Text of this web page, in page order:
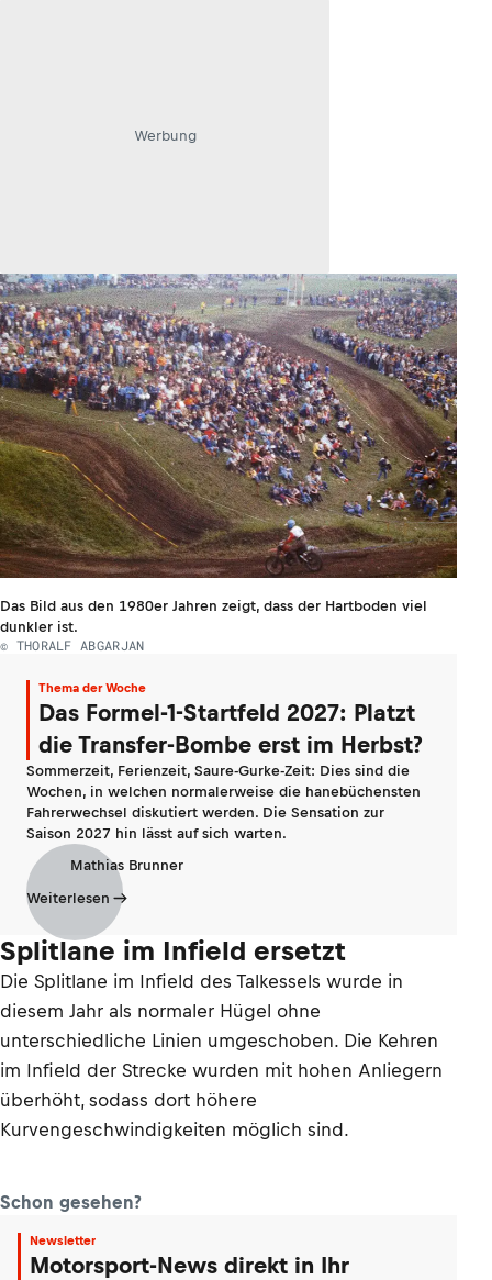
Werbung
Das Bild aus den 1980er Jahren zeigt, dass der Hartboden viel
dunkler ist.
© THORALF ABGARJAN
Thema der Woche
Das Formel-1-Startfeld 2027: Platzt
die Transfer-Bombe erst im Herbst?
Sommerzeit, Ferienzeit, Saure-Gurke-Zeit: Dies sind die
Wochen, in welchen normalerweise die hanebüchensten
Fahrerwechsel diskutiert werden. Die Sensation zur
Saison 2027 hin lässt auf sich warten.
Mathias Brunner
Weiterlesen
Splitlane im Infield ersetzt
Die Splitlane im Infield des Talkessels wurde in
diesem Jahr als normaler Hügel ohne
unterschiedliche Linien umgeschoben. Die Kehren
im Infield der Strecke wurden mit hohen Anliegern
überhöht, sodass dort höhere
Kurvengeschwindigkeiten möglich sind.
Schon gesehen?
Newsletter
Motorsport-News direkt in Ihr